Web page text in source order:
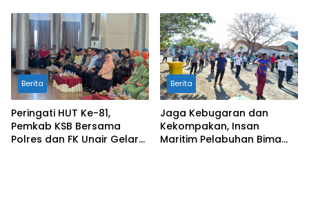
Hidayatullah
Berita
Peringati HUT Ke-81,
Pemkab KSB Bersama
Polres dan FK Unair Gelar
Berita
Jaga Kebugaran dan
Kekompakan, Insan
Maritim Pelabuhan Bima